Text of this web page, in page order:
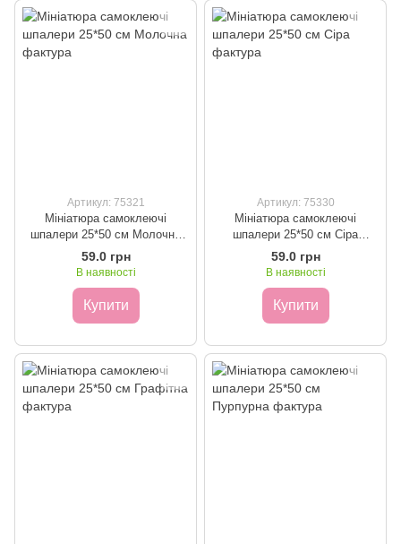
Артикул: 75321
Мініатюра самоклеючі
шпалери 25*50 см Молочна
фактура
59.0 грн
В наявності
Купити
Артикул: 75330
Мініатюра самоклеючі
шпалери 25*50 см Сіра
фактура
59.0 грн
В наявності
Купити